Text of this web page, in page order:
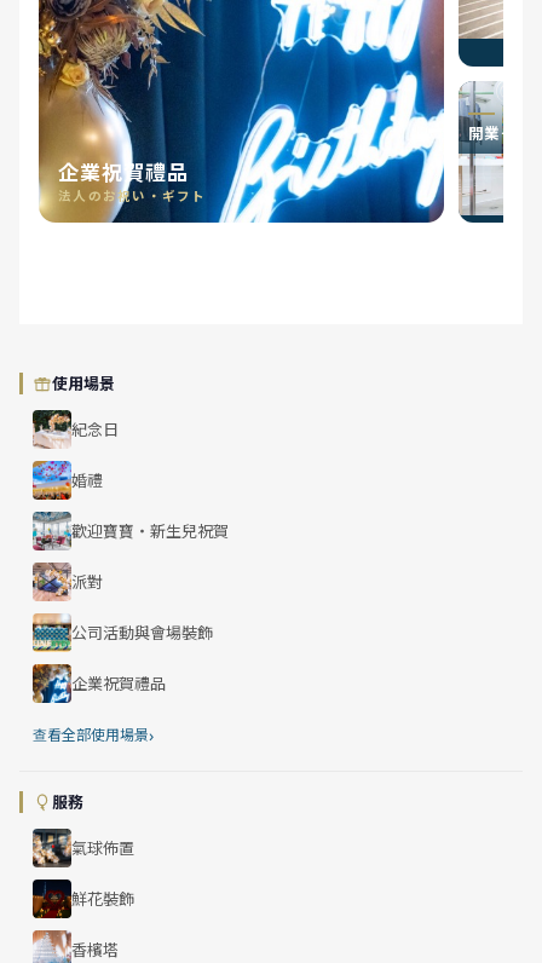
使用場景
紀念日
婚禮
歡迎寶寶・新生兒祝賀
派對
公司活動與會場裝飾
企業祝賀禮品
查看全部使用場景›
服務
氣球佈置
鮮花裝飾
香檳塔
企業祝賀禮品
法人のお祝い・ギフト
開業·開